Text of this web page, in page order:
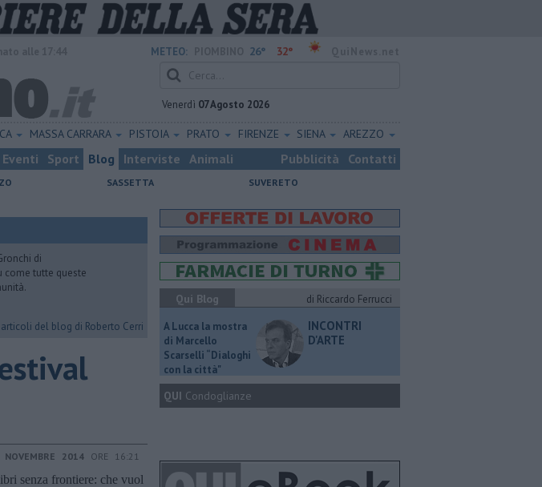
METEO: 26° 32°
Venerdì 07 Agosto 2026
MASSA CARRARA PISTOIA PRATO FIRENZE SIENA AREZZO
Eventi Sport Blog Interviste Animali Pubblicità Contatti
SASSETTA SUVERETO
di
come tutte queste
del blog di Roberto Cerri
2014 ORE 16:21
senza frontiere: che vuol
Qui Blog
di Riccardo Ferrucci
A Lucca la mostra
di Marcello
Scarselli “Dialoghi
con la città"
INCONTRI
D'ARTE
QUI Condoglianze